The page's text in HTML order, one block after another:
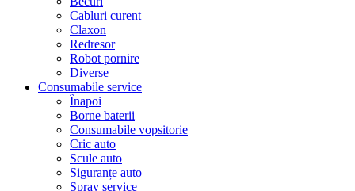
Cabluri curent
Claxon
Redresor
Robot pornire
Diverse
Consumabile service
Înapoi
Borne baterii
Consumabile vopsitorie
Cric auto
Scule auto
Siguranțe auto
Spray service